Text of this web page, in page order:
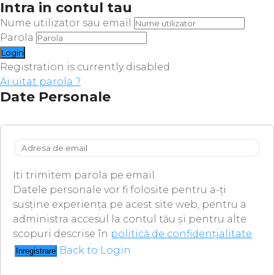
Intra in contul tau
Nume utilizator sau email
Parola
Registration is currently disabled
Ai uitat parola ?
Date Personale
Iti trimitem parola pe email.
Datele personale vor fi folosite pentru a-ți
susține experiența pe acest site web, pentru a
administra accesul la contul tău și pentru alte
scopuri descrise în politică de confidențialitate.
Inregistrare Back to Login